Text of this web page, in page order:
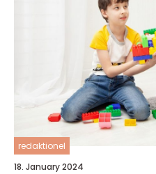
redaktionel
18. January 2024